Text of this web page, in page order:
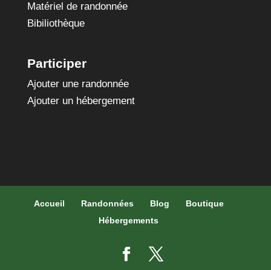
Matériel de randonnée
Bibiliothèque
Participer
Ajouter une randonnée
Ajouter un hébergement
Accueil Randonnées Blog
Boutique
Hébergements